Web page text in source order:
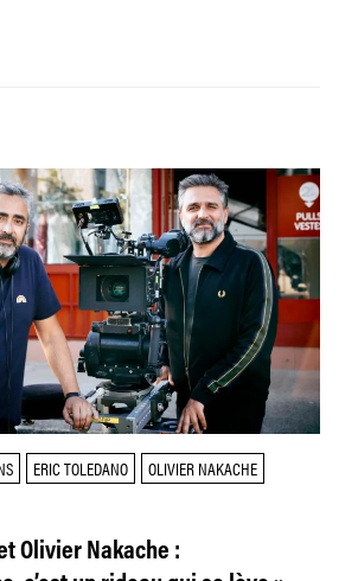
ERIC TOLEDANO
OLIVIER NAKACHE
Olivier Nakache :